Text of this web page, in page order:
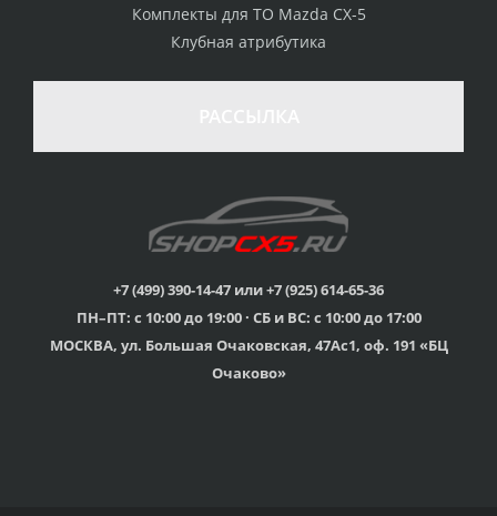
стоимости
товаром
Гарантия качества
Вы можете выбрать
наиболее удобный
для Вас
Профессиональная
консультация
мы знаем о Mazda CX-
Скидки
членам клуба и
обладателям клубных
Оперативная доставка
Комплекты для ТО Mazda CX-5
Клубная атрибутика
+7 (499) 390-14-47 или +7 (925) 614-65-36
ПН–ПТ: с 10:00 до 19:00 · СБ и ВС: с 10:00 до 17:00
МОСКВА, ул. Большая Очаковская, 47Ас1, оф. 191 «БЦ
Очаково»